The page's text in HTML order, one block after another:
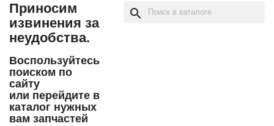
Приносим
извинения за
неудобства.
Воспользуйтесь
поиском по
сайту
или перейдите в
каталог нужных
вам запчастей
search